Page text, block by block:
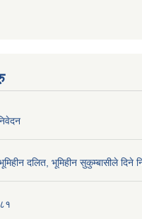
दलित, भूमिहीन सुकुम्बासीले दिने